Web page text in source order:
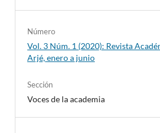
Número
Vol. 3 Núm. 1 (2020): Revista
Arjé, enero a junio
Sección
Voces de la academia